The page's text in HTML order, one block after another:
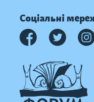
Соціальні